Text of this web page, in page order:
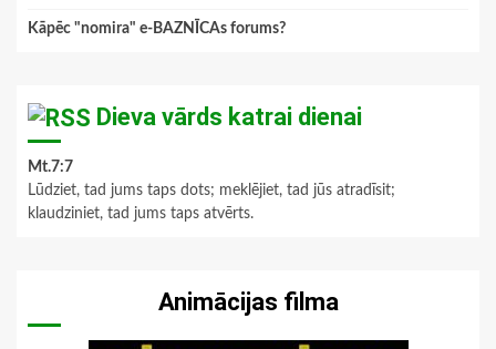
Kāpēc "nomira" e-BAZNĪCAs forums?
Dieva vārds katrai dienai
Mt.7:7
Lūdziet, tad jums taps dots; meklējiet, tad jūs atradīsit;
klaudziniet, tad jums taps atvērts.
Animācijas filma